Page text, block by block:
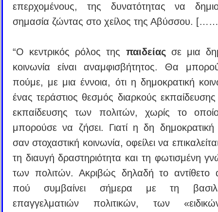
επερχομένους, της δυνατότητας να
σημασία ζώντας στο χείλος της Αβύσσου.
“Ο κεντρικός ρόλος της παιδείαςσε μια
κοινωνία είναι αναμφισβήτητος. Θα
πούμε, με μια έννοια, ότι η δημοκρατική
ένας τεράστιος θεσμός διαρκούς
εκπαίδευσης των πολιτών, χωρίς το
μπορούσε να ζήσει. Γιατί η δη δημοκρατική
σαν στοχαστική κοινωνία, οφείλει να
τη διαυγή δραστηριότητα και τη φωτισμένη
των πολιτών. Ακριβώς δηλαδή το αντίθετο
πού συμβαίνει σήμερα με τη
επαγγελματιών πολιτικών, των